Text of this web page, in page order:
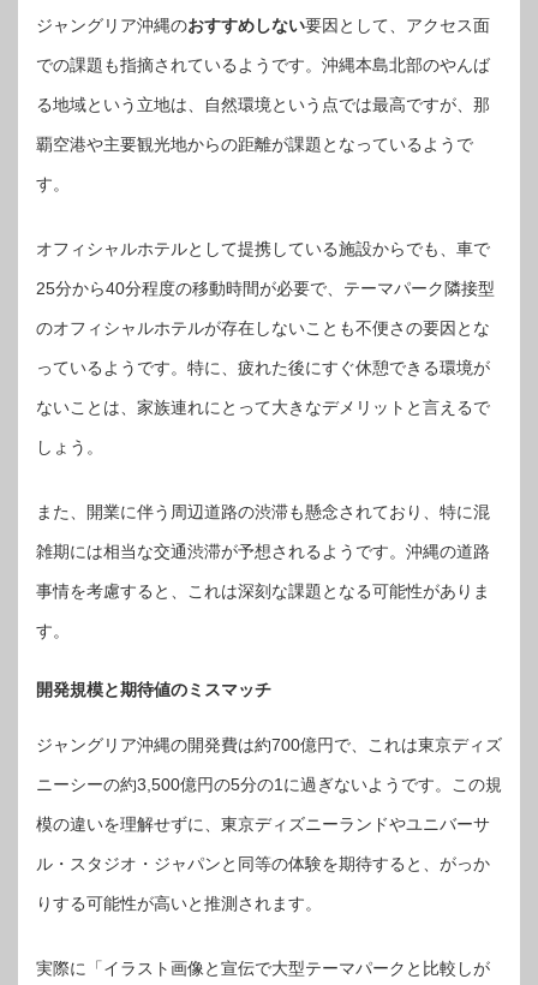
ジャングリア沖縄のおすすめしない要因として、アクセス面
での課題も指摘されているようです。沖縄本島北部のやんば
る地域という立地は、自然環境という点では最高ですが、那
覇空港や主要観光地からの距離が課題となっているようで
す。
オフィシャルホテルとして提携している施設からでも、車で
25分から40分程度の移動時間が必要で、テーマパーク隣接型
のオフィシャルホテルが存在しないことも不便さの要因とな
っているようです。特に、疲れた後にすぐ休憩できる環境が
ないことは、家族連れにとって大きなデメリットと言えるで
しょう。
また、開業に伴う周辺道路の渋滞も懸念されており、特に混
雑期には相当な交通渋滞が予想されるようです。沖縄の道路
事情を考慮すると、これは深刻な課題となる可能性がありま
す。
開発規模と期待値のミスマッチ
ジャングリア沖縄の開発費は約700億円で、これは東京ディズ
ニーシーの約3,500億円の5分の1に過ぎないようです。この規
模の違いを理解せずに、東京ディズニーランドやユニバーサ
ル・スタジオ・ジャパンと同等の体験を期待すると、がっか
りする可能性が高いと推測されます。
実際に「イラスト画像と宣伝で大型テーマパークと比較しが